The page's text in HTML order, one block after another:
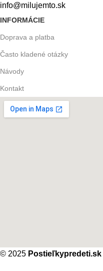
info@milujemto.sk
INFORMÁCIE
Doprava a platba
Často kladené otázky
Návody
Kontakt
© 2025 Postieľkypredeti.sk